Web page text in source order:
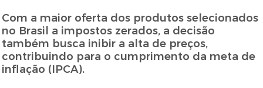
Com a maior oferta dos produtos selecionados
no Brasil a impostos zerados, a decisão
também busca inibir a alta de preços,
contribuindo para o cumprimento da meta de
inflação (IPCA).